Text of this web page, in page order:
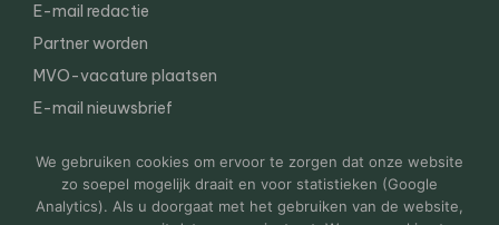
E-mail redactie
Partner worden
MVO-vacature plaatsen
E-mail nieuwsbrief
We gebruiken cookies om ervoor te zorgen dat onze website
zo soepel mogelijk draait en voor statistieken (Google
Analytics). Als u doorgaat met het gebruiken van de website,